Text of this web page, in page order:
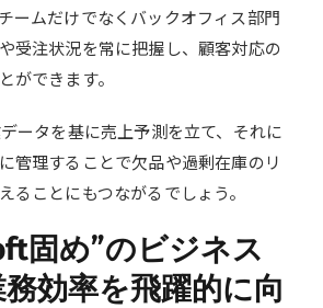
ームだけでなくバックオフィス部門
受注状況を常に把握し、顧客対応の
ができます。
ータを基に売上予測を立て、それに
管理することで欠品や過剰在庫のリ
ることにもつながるでしょう。
固め”のビジネス
効率を飛躍的に向